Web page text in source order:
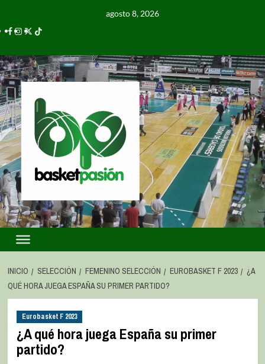
agosto 8, 2026
INICIO SELECCIÓN FEMENINO SELECCIÓN EUROBASKET F 2023
¿A
QUÉ HORA JUEGA ESPAÑA SU PRIMER PARTIDO?
Eurobasket F 2023
¿A qué hora juega España su primer
partido?